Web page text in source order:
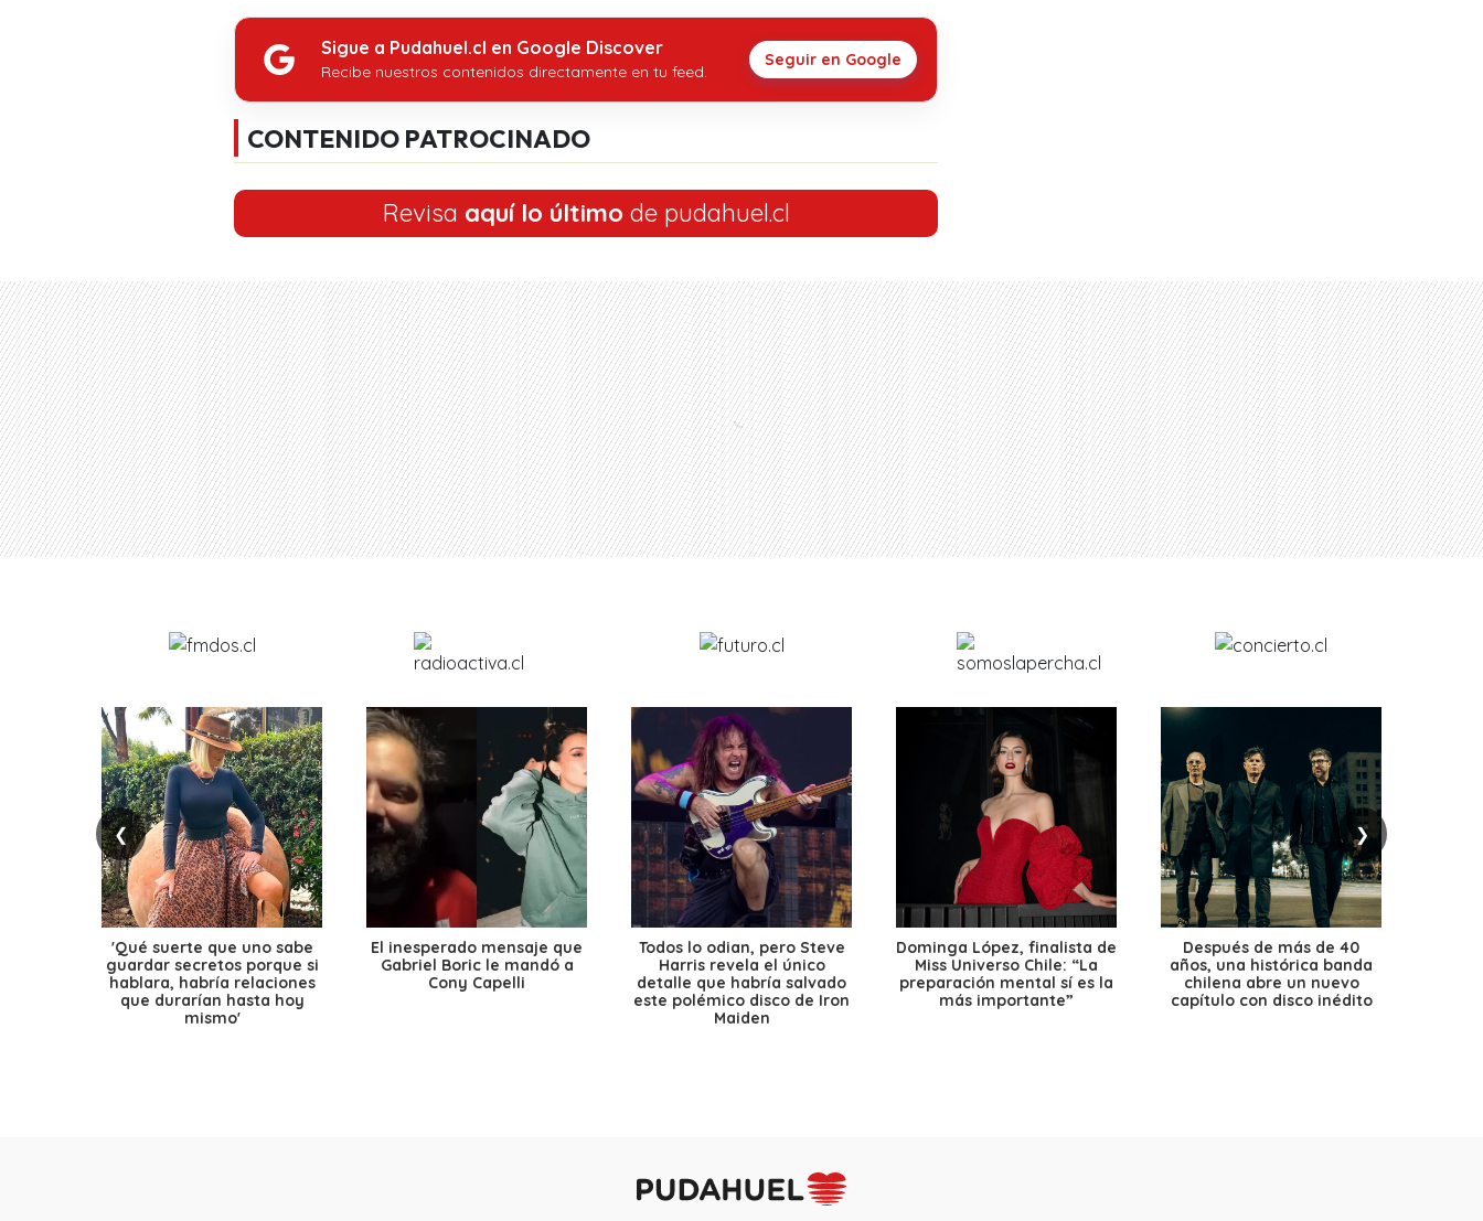
Sigue a Pudahuel.cl en Google Discover
Recibe nuestros contenidos directamente en tu feed.
Seguir en Google
CONTENIDO PATROCINADO
Revisa aquí lo último de pudahuel.cl
❮ ❯
'Qué suerte que uno sabe
guardar secretos porque si
hablara, habría relaciones
que durarían hasta hoy
mismo'
El inesperado mensaje que
Gabriel Boric le mandó a
Cony Capelli
Todos lo odian, pero Steve
Harris revela el único
detalle que habría salvado
este polémico disco de Iron
Maiden
Dominga López, finalista de
Miss Universo Chile: “La
preparación mental sí es la
más importante”
Después de más de 40
años, una histórica banda
chilena abre un nuevo
capítulo con disco inédito